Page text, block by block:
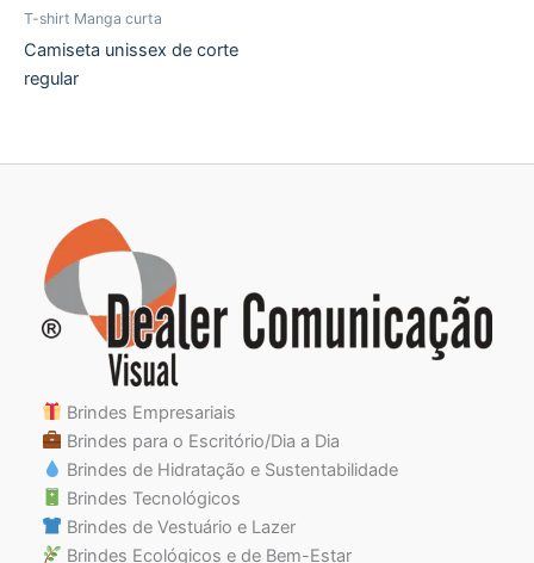
T-shirt Manga curta
Camiseta unissex de corte
regular
Brindes Empresariais
Brindes para o Escritório/Dia a Dia
Brindes de Hidratação e Sustentabilidade
Brindes Tecnológicos
Brindes de Vestuário e Lazer
Brindes Ecológicos e de Bem-Estar